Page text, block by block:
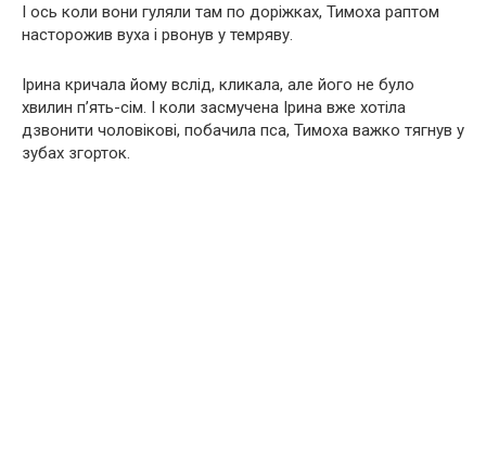
І ось коли вони гуляли там по доріжках, Тимоха раптом
насторожив вуха і рвонув у темряву.
Ірина кричала йому вслід, кликала, але його не було
хвилин п’ять-сім. І коли засмучена Ірина вже хотіла
дзвонити чоловікові, побачила пса, Тимоха важко тягнув у
зубах згорток.